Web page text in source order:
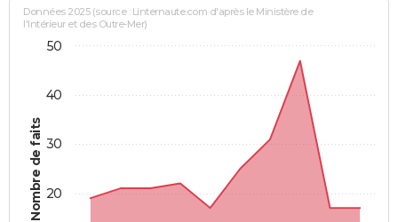
Nombre de faits
Données 2025 (source : Linternaute.com d'après le Ministère de
l'Intérieur et des Outre-Mer)
20
30
40
50